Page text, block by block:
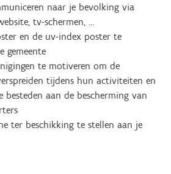
naar je bevolking via
tv-schermen, ...
en de uv-index poster te
gemeente
te motiveren om de
tijdens hun activiteiten en
besteden aan de bescherming van
ter beschikking te stellen aan je